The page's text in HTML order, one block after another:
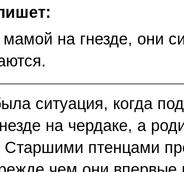
на гнезде, они
ситуация, когда
на чердаке, а
Старшими птенцами